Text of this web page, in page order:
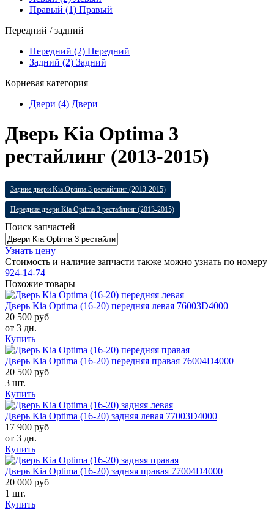
Правый (1) Правый
Передний / задний
Передний (2) Передний
Задний (2) Задний
Корневая категория
Двери (4) Двери
Дверь Kia Optima 3
рестайлинг (2013-2015)
Задние двери Kia Optima 3 рестайлинг (2013-2015)
Передние двери Kia Optima 3 рестайлинг (2013-2015)
Поиск запчастей
Узнать цену
Стоимость и наличие запчасти также можно узнать по номеру
924-14-74
Похожие товары
Дверь Kia Optima (16-20) передняя левая 76003D4000
20 500 руб
от 3 дн.
Купить
Дверь Kia Optima (16-20) передняя правая 76004D4000
20 500 руб
3 шт.
Купить
Дверь Kia Optima (16-20) задняя левая 77003D4000
17 900 руб
от 3 дн.
Купить
Дверь Kia Optima (16-20) задняя правая 77004D4000
20 000 руб
1 шт.
Купить